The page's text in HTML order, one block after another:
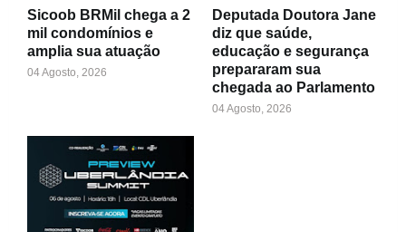
Sicoob BRMil chega a 2
mil condomínios e
amplia sua atuação
04 Agosto, 2026
Deputada Doutora Jane
diz que saúde,
educação e segurança
prepararam sua
chegada ao Parlamento
04 Agosto, 2026